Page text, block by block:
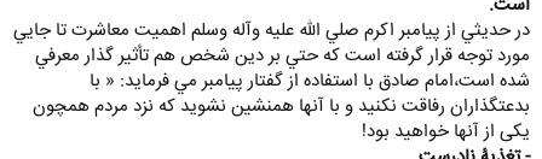
در حديثي از پيامبر اکرم صلي الله عليه وآله وسلم اهميت معاشرت تا جايي
مورد توجه قرار گرفته است که حتي بر دين شخص هم تأثير گذار معرفي
شده است،امام صادق با استفاده از گفتار پيامبر مي فرمايد: « با
بدعتگذاران رفاقت نكنيد و با آنها همنشين نشويد كه نزد مردم همچون
يكى از آنها خواهيد بود!